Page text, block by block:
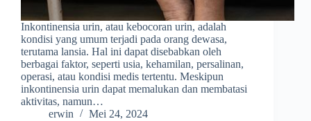
Inkontinensia urin, atau kebocoran urin, adalah
kondisi yang umum terjadi pada orang dewasa,
terutama lansia. Hal ini dapat disebabkan oleh
berbagai faktor, seperti usia, kehamilan, persalinan,
operasi, atau kondisi medis tertentu. Meskipun
inkontinensia urin dapat memalukan dan membatasi
aktivitas, namun…
erwin
Mei 24, 2024